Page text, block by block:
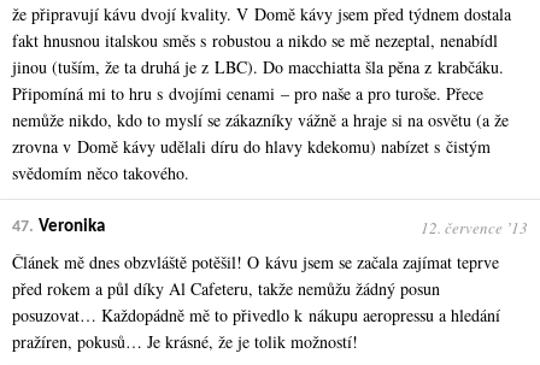
že připravují kávu dvojí kvality. V Domě kávy jsem před týdnem dostala
fakt hnusnou italskou směs s robustou a nikdo se mě nezeptal, nenabídl
jinou (tuším, že ta druhá je z LBC). Do macchiatta šla pěna z krabčáku.
Připomíná mi to hru s dvojími cenami – pro naše a pro turoše. Přece
nemůže nikdo, kdo to myslí se zákazníky vážně a hraje si na osvětu (a že
zrovna v Domě kávy udělali díru do hlavy kdekomu) nabízet s čistým
svědomím něco takového.
47. Veronika 12. července ʼ13
Článek mě dnes obzvláště potěšil! O kávu jsem se začala zajímat teprve
před rokem a půl díky Al Cafeteru, takže nemůžu žádný posun
posuzovat… Každopádně mě to přivedlo k nákupu aeropressu a hledání
pražíren, pokusů… Je krásné, že je tolik možností!